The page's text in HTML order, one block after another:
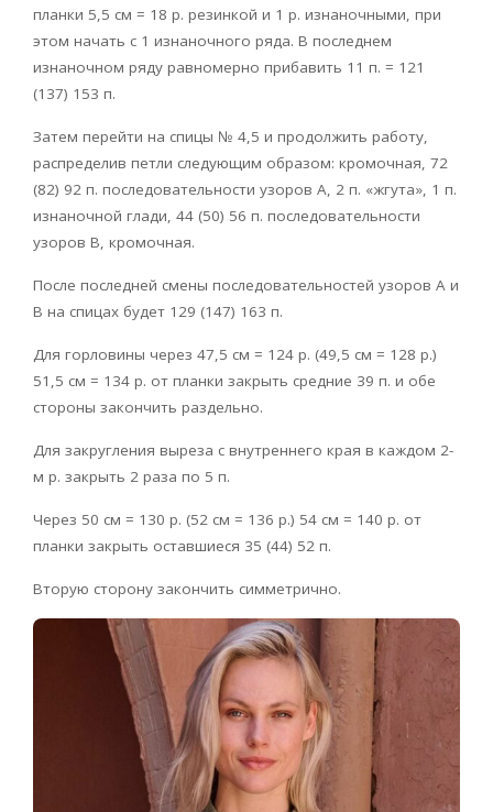
планки 5,5 см = 18 р. резинкой и 1 р. изнаночными, при
этом начать с 1 изнаночного ряда. В последнем
изнаночном ряду равномерно прибавить 11 п. = 121
(137) 153 п.
Затем перейти на спицы № 4,5 и продолжить работу,
распределив петли следующим образом: кромочная, 72
(82) 92 п. последовательности узоров А, 2 п. «жгута», 1 п.
изнаночной глади, 44 (50) 56 п. последовательности
узоров В, кромочная.
После последней смены последовательностей узоров А и
В на спицах будет 129 (147) 163 п.
Для горловины через 47,5 см = 124 р. (49,5 см = 128 р.)
51,5 см = 134 р. от планки закрыть средние 39 п. и обе
стороны закончить раздельно.
Для закругления выреза с внутреннего края в каждом 2-
м р. закрыть 2 раза по 5 п.
Через 50 см = 130 р. (52 см = 136 р.) 54 см = 140 р. от
планки закрыть оставшиеся 35 (44) 52 п.
Вторую сторону закончить симметрично.